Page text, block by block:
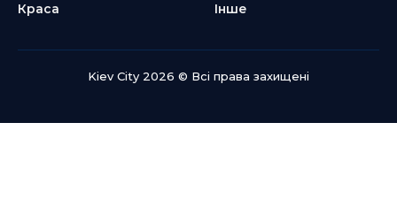
Краса
Інше
Kiev City 2026 © Всі права захищені